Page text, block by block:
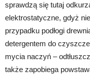
sprawdzą się tutaj
elektrostatyczne, gdyż
przypadku podłogi
detergentem do
mycia naczyń –
także zapobiega